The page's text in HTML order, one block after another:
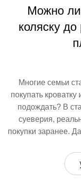
Можно ли
коляску
Многие семьи
покупать
подождать? В
суеверия,
покупки заранее.
Практические
будущим